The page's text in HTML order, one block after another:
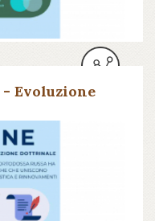
- Evoluzione